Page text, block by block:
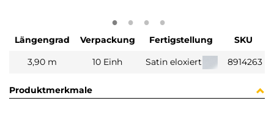
Längengrad Verpackung Fertigstellung
SKU
3,90 m
10 Einh Satin eloxiert 8914263
Produktmerkmale